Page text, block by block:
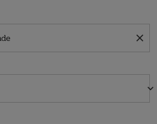
close
keyboard_arrow_down